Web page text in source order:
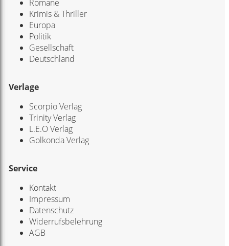
Romane
Krimis & Thriller
Europa
Politik
Gesellschaft
Deutschland
Verlage
Scorpio Verlag
Trinity Verlag
L.E.O Verlag
Golkonda Verlag
Service
Kontakt
Impressum
Datenschutz
Widerrufsbelehrung
AGB